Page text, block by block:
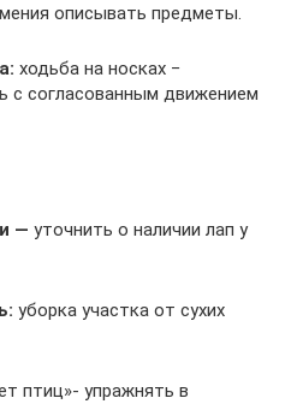
описывать предметы.
ходьба на носках −
с согласованным движением
— уточнить о наличии лап у
уборка участка от сухих
птиц»- упражнять в